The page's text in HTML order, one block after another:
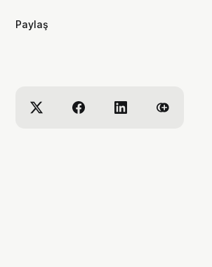
de bana eşlik etmek isterseniz,
Paylaş